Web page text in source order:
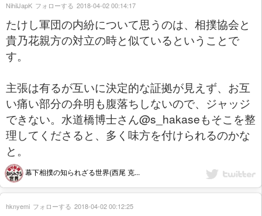
たけし軍団の内紛について思うのは、相撲協会と
貴乃花親方の対立の時と似ているということで
す。
主張は有るが互いに決定的な証拠が見えず、お互
い痛い部分の弁明も腹落ちしないので、ジャッジ
できない。水道橋博士さん@s_hakaseもそこを整
理してくださると、多く味方を付けられるのかな
と。
幕下相撲の知られざる世界(西尾 克...
NihilJapK フォローする 2018-04-02 00:14:17
hknyemi フォローする 2018-04-02 00:12:25